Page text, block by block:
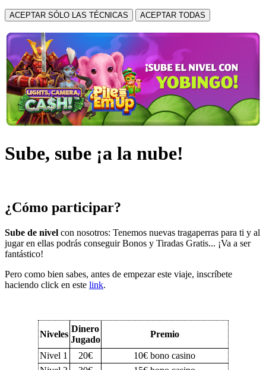
ACEPTAR SÓLO LAS TÉCNICAS ACEPTAR TODAS
Sube, sube ¡a la nube!
¿Cómo participar?
Sube de nivel con nosotros: Tenemos nuevas tragaperras para ti y al
jugar en ellas podrás conseguir Bonos y Tiradas Gratis... ¡Va a ser
fantástico!
Pero como bien sabes, antes de empezar este viaje, inscríbete
haciendo click en este link.
Niveles
Dinero
Jugado
Premio
Nivel 1 20€
10€ bono casino